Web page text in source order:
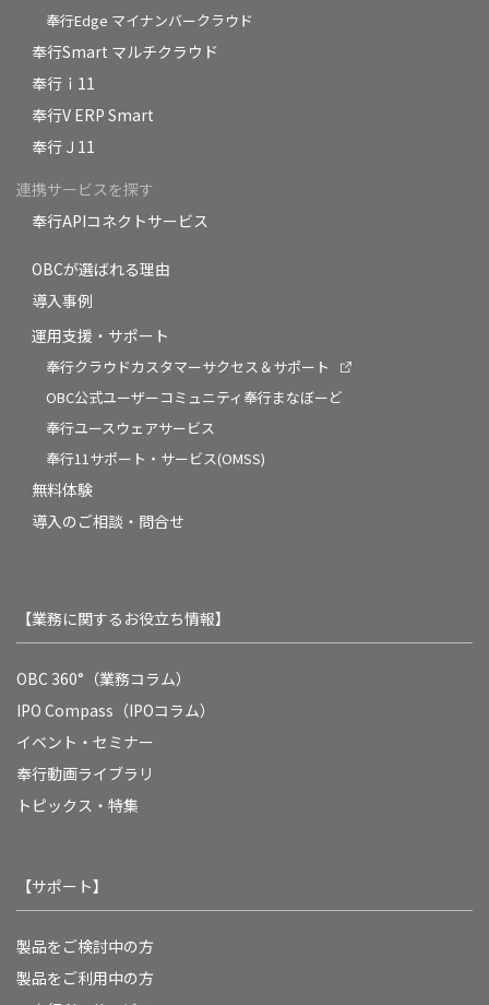
奉行Edge マイナンバークラウド
奉行Smart マルチクラウド
奉行ｉ11
奉行V ERP Smart
奉行Ｊ11
連携サービスを探す
奉行APIコネクトサービス
OBCが選ばれる理由
導入事例
運用支援・サポート
奉行クラウドカスタマーサクセス＆サポート
OBC公式ユーザーコミュニティ奉行まなぼーど
奉行ユースウェアサービス
奉行11サポート・サービス(OMSS)
無料体験
導入のご相談・問合せ
【業務に関するお役立ち情報】
OBC 360°（業務コラム）
IPO Compass（IPOコラム）
イベント・セミナー
奉行動画ライブラリ
トピックス・特集
【サポート】
製品をご検討中の方
製品をご利用中の方